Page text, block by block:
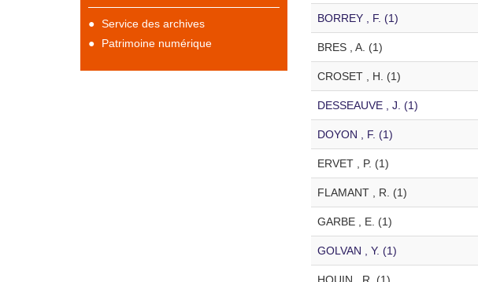
Service des archives
Patrimoine numérique
BORREY , F. (1)
BRES , A. (1)
CROSET , H. (1)
DESSEAUVE , J. (1)
DOYON , F. (1)
ERVET , P. (1)
FLAMANT , R. (1)
GARBE , E. (1)
GOLVAN , Y. (1)